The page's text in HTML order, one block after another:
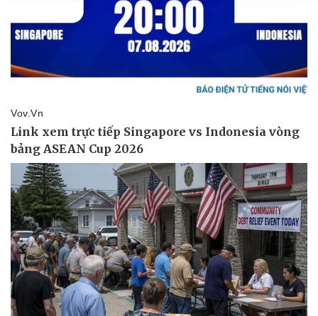
Kinh tế
Bất động sản
Khởi nghiệp
Thị trường
Giá vàng
Tiêu dùng
Tỷ giá
Chứng khoán
Giá cà phê